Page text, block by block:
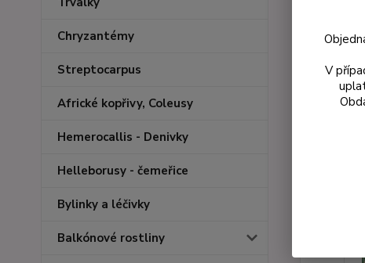
Chryzantémy
Streptocarpus
Africké kopřivy, Coleusy
Hemerocallis - Denivky
Helleborusy - čemeřice
Bylinky a léčivky
Balkónové rostliny
V